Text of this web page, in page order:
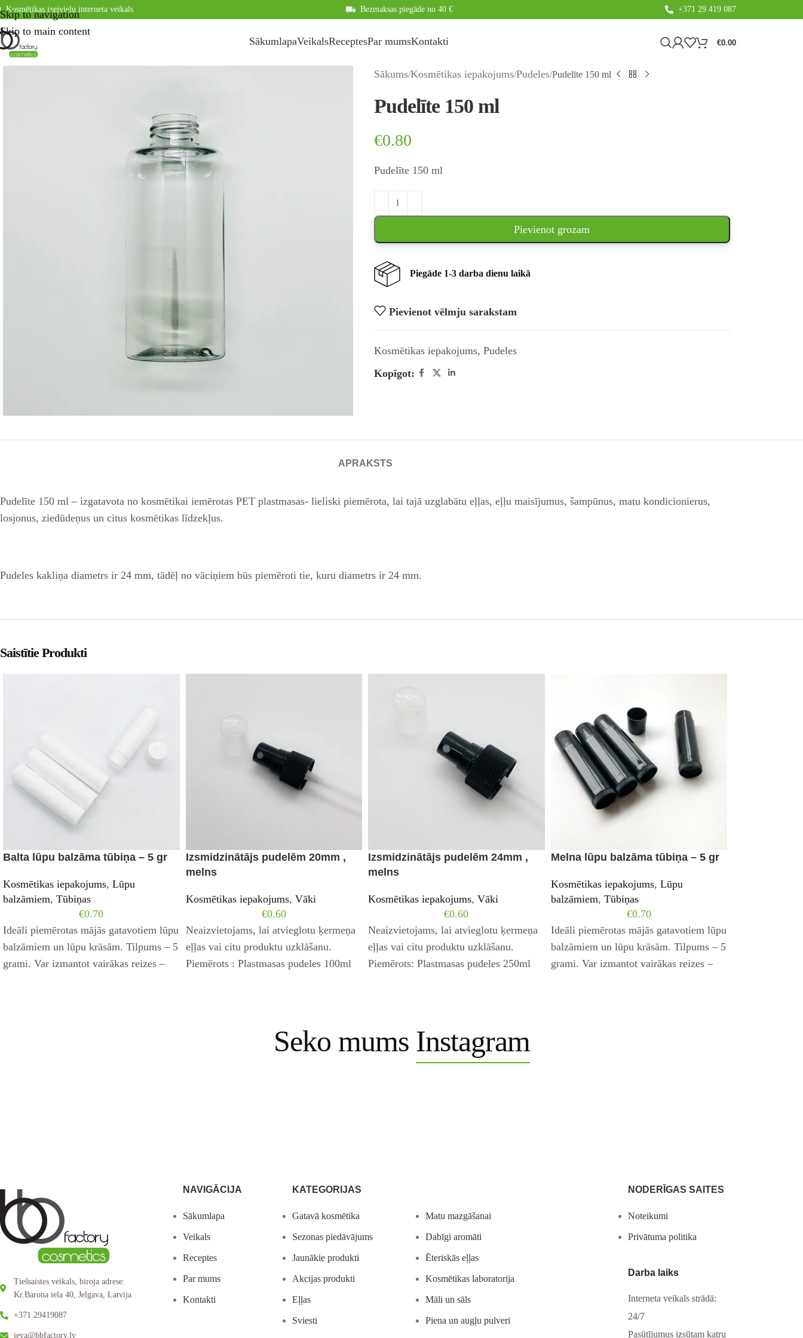
Skip to navigation
Skip to main content
Kosmētikas izejvielu interneta veikals Bezmaksas piegāde no 40 € +371 29 419 087
SākumlapaVeikalsReceptesPar mumsKontakti €0.00
Sākums Kosmētikas iepakojums Pudeles Pudelīte 150 ml
Pudelīte 150 ml
€0.80
Pudelīte 150 ml
Pievienot grozam
Piegāde 1-3 darba dienu laikā
Pievienot vēlmju sarakstam
Kosmētikas iepakojums, Pudeles
Kopīgot:
APRAKSTS
Pudelīte 150 ml – izgatavota no kosmētikai iemērotas PET plastmasas- lieliski piemērota, lai tajā uzglabātu eļļas, eļļu maisījumus, šampūnus, matu kondicionierus,
losjonus, ziedūdeņus un citus kosmētikas līdzekļus.
Pudeles kakliņa diametrs ir 24 mm, tādēļ no vāciņiem būs piemēroti tie, kuru diametrs ir 24 mm.
Saistītie Produkti
Balta lūpu balzāma tūbiņa – 5 gr
Kosmētikas iepakojums, Lūpu
balzāmiem, Tūbiņas
€0.70
Ideāli piemērotas mājās gatavotiem lūpu
balzāmiem un lūpu krāsām. Tilpums – 5
grami. Var izmantot vairākas reizes –
Izsmidzinātājs pudelēm 20mm ,
melns
Kosmētikas iepakojums, Vāki
€0.60
Neaizvietojams, lai atvieglotu ķermeņa
eļļas vai citu produktu uzklāšanu.
Piemērots : Plastmasas pudeles 100ml
Izsmidzinātājs pudelēm 24mm ,
melns
Kosmētikas iepakojums, Vāki
€0.60
Neaizvietojams, lai atvieglotu ķermeņa
eļļas vai citu produktu uzklāšanu.
Piemērots: Plastmasas pudeles 250ml
Melna lūpu balzāma tūbiņa – 5 gr
Kosmētikas iepakojums, Lūpu
balzāmiem, Tūbiņas
€0.70
Ideāli piemērotas mājās gatavotiem lūpu
balzāmiem un lūpu krāsām. Tilpums – 5
grami. Var izmantot vairākas reizes –
Seko mums Instagram
Tiešsaistes veikals, biroja adrese:
Kr.Barona iela 40, Jelgava, Latvija
+371 29419087
ieva@bbfactory.lv
NAVIGĀCIJA
Sākumlapa
Veikals
Receptes
Par mums
Kontakti
KATEGORIJAS
Gatavā kosmētika
Sezonas piedāvājums
Jaunākie produkti
Akcijas produkti
Eļļas
Sviesti
Matu mazgāšanai
Dabīgi aromāti
Ēteriskās eļļas
Kosmētikas laboratorija
Māli un sāls
Piena un augļu pulveri
NODERĪGAS SAITES
Noteikumi
Privātuma politika
Darba laiks
Interneta veikals strādā:
24/7
Pasūtījumus izsūtam katru